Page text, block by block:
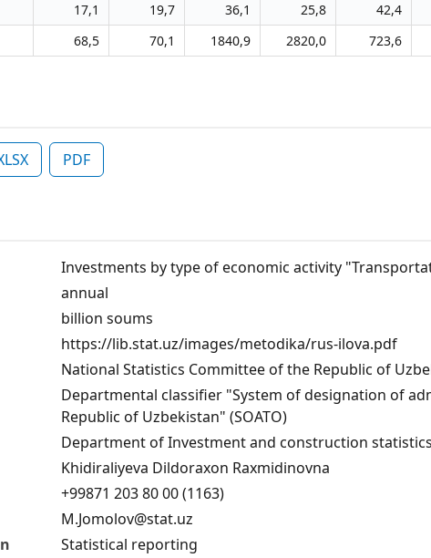
17,1 19,7 36,1 25,8 42,4
68,5 70,1 1840,9 2820,0 723,6
PDF
Investments by type of economic activity
annual
billion soums
https://lib.stat.uz/images/metodika/rus-ilova.pdf
National Statistics Committee of the Republic of
Departmental classifier "System of designation of
Republic of Uzbekistan" (SOATO)
Department of Investment and construction statistics
Khidiraliyeva Dildoraxon Raxmidinovna
+99871 203 80 00 (1163)
M.Jomolov@stat.uz
Statistical reporting